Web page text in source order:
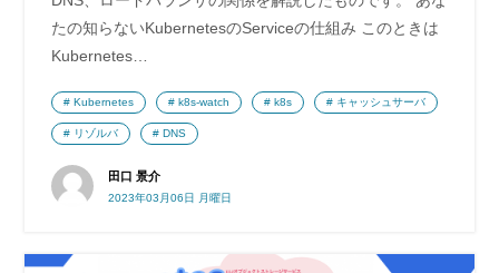
たの知らないKubernetesのServiceの仕組み このときは
Kubernetes…
田口 景介
2023年03月06日 月曜日
Kubernetes k8s-watch k8s キャッシュサーバ
リゾルバ DNS